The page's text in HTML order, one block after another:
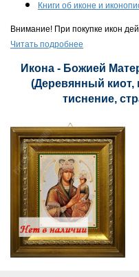
Книги об иконе и
Внимание! При покупке икон
Читать подробнее
Икона - Божией
(Деревянный киот,
тиснение,